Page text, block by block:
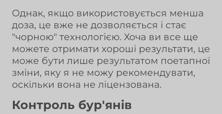
Однак, якщо використовується менша
доза, це вже не дозволяється і стає
"чорною" технологією. Хоча ви все ще
можете отримати хороші результати, це
може бути лише результатом поетапної
зміни, яку я не можу рекомендувати,
оскільки вона не ліцензована.
Контроль бур'янів